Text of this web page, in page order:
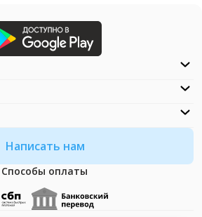
Написать нам
Способы оплаты